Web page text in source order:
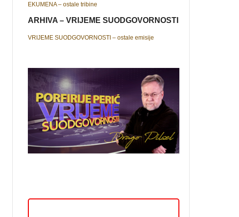
EKUMENA – ostale tribine
ARHIVA – VRIJEME SUODGOVORNOSTI
VRIJEME SUODGOVORNOSTI – ostale emisije